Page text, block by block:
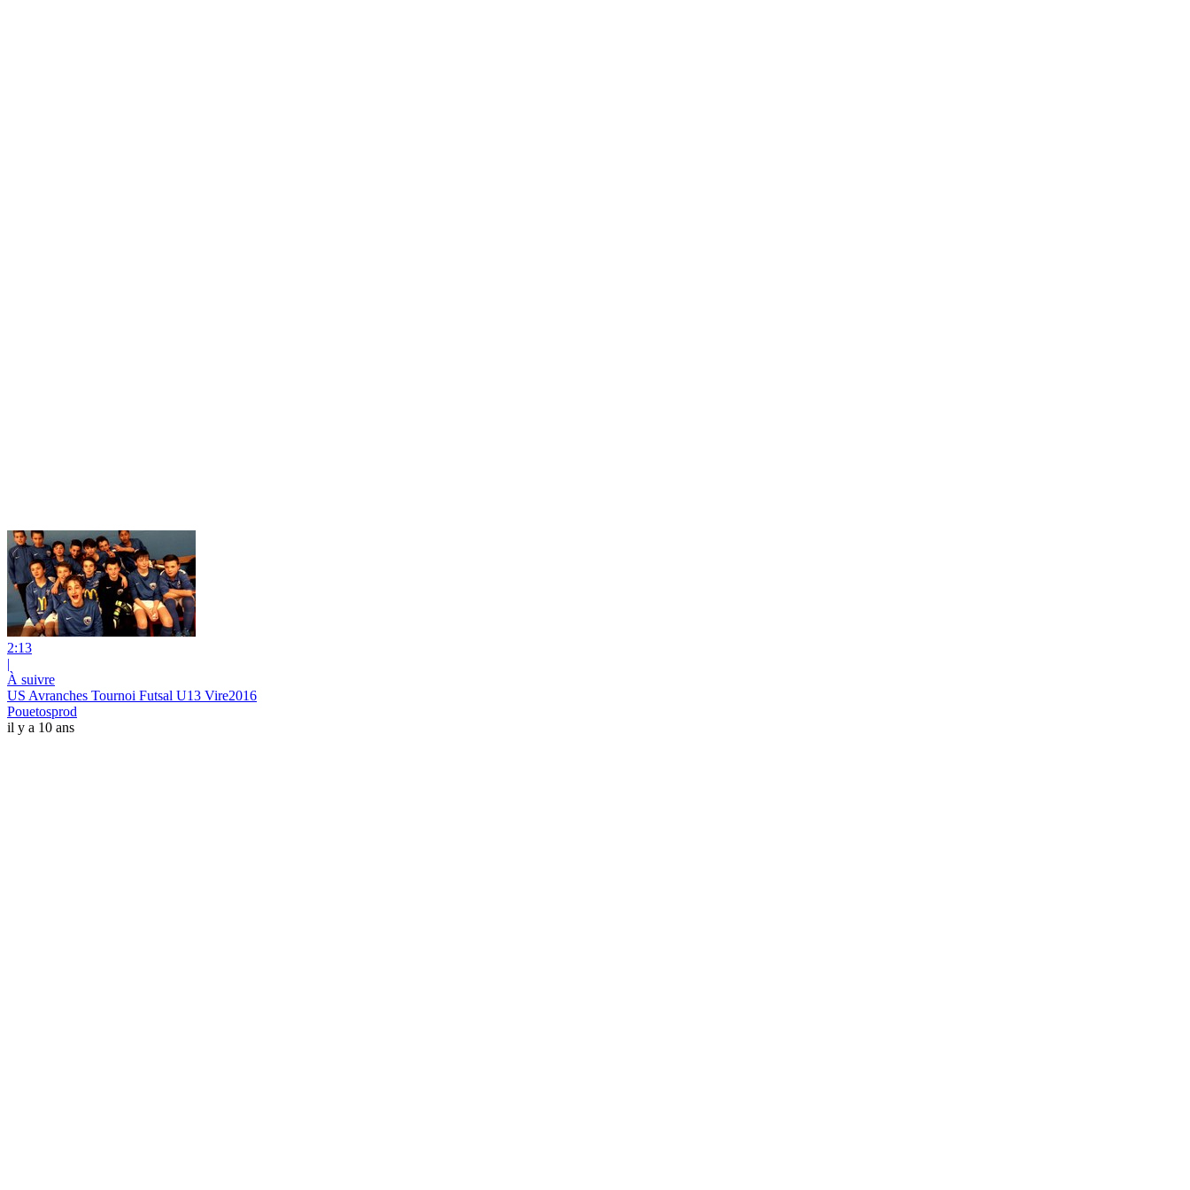
2:13
|
À suivre
US Avranches Tournoi Futsal U13 Vire2016
Pouetosprod
il y a 10 ans